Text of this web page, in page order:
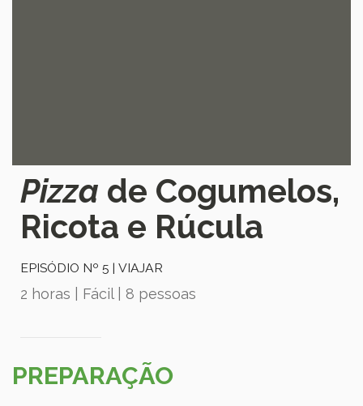
Pizza de Cogumelos,
Ricota e Rúcula
EPISÓDIO Nº 5 | VIAJAR
2 horas | Fácil | 8 pessoas
PREPARAÇÃO